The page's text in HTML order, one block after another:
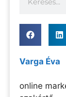
Varga Éva
online